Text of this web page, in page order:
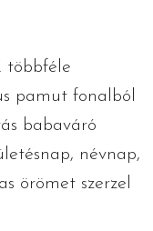
többféle
pamut fonalból
babaváró
névnap,
örömet szerzel